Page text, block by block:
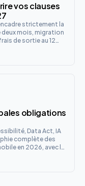
vos clauses
strictement la
deux mois, migration
de sortie au 12
obligations
Data Act, IA
complète des
en 2026, avec la